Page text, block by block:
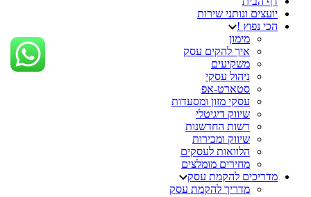
יועצים ונותני שירות
הכי נפוץ !
מימון
איך להקים עסק
משקיעים
ניהול עסקי
סטארט-אפ
עסקי מזון ומסעדות
שיווק דיגיטלי
רשות החדשנות
שיווק ומכירות
הלוואות לעסקים
מחירים מומלצים
מדריכים להקמת עסק
מדריך להקמת עסק